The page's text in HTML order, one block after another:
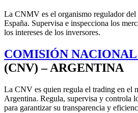
La CNMV es el organismo regulador del
España. Supervisa e inspecciona los
los intereses de los inversores.
COMISIÓN
(CNV) – ARGENTINA
La CNV es quien regula el trading en el
Argentina. Regula, supervisa y controla
para garantizar su transparencia y